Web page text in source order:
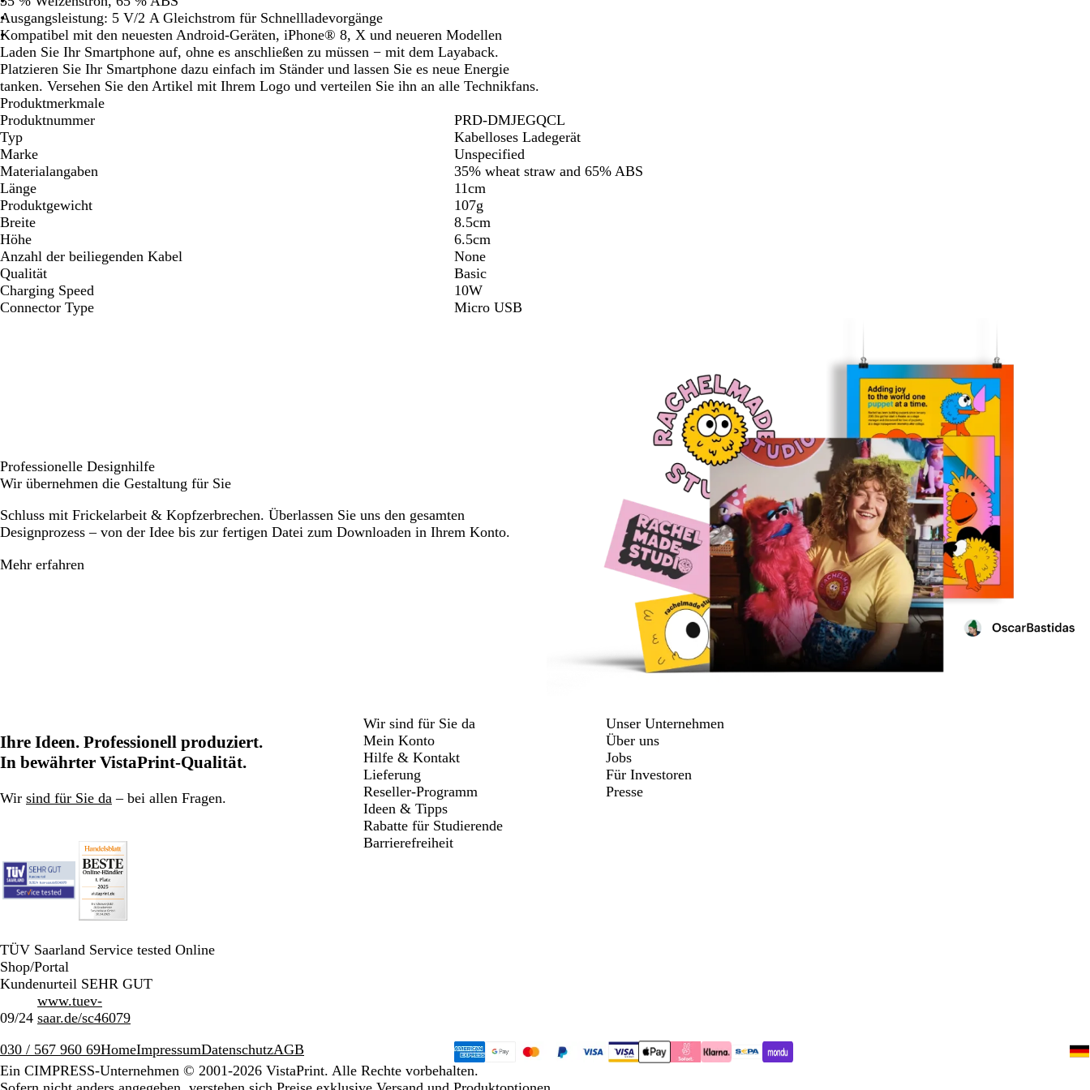
Schwenken. Schwenken. Schwenken. Schwenken. Schwenken.
Ausgangsleistung: 5 V/2 A Gleichstrom für Schnellladevorgänge
Kompatibel mit den neuesten Android-Geräten, iPhone® 8, X und neueren Modellen
Laden Sie Ihr Smartphone auf, ohne es anschließen zu müssen − mit dem Layaback.
Platzieren Sie Ihr Smartphone dazu einfach im Ständer und lassen Sie es neue Energie
tanken. Versehen Sie den Artikel mit Ihrem Logo und verteilen Sie ihn an alle Technikfans.
Produktmerkmale
Produktnummer
PRD-DMJEGQCL
Typ
Kabelloses Ladegerät
Marke
Unspecified
Materialangaben
35% wheat straw and 65% ABS
Länge
11cm
Produktgewicht
107g
Breite
8.5cm
Höhe
6.5cm
Anzahl der beiliegenden Kabel
None
Qualität
Basic
Charging Speed
10W
Connector Type
Micro USB
Professionelle Designhilfe
Wir übernehmen die Gestaltung für Sie
Schluss mit Frickelarbeit & Kopfzerbrechen. Überlassen Sie uns den gesamten
Designprozess – von der Idee bis zur fertigen Datei zum Downloaden in Ihrem Konto.
Mehr erfahren
Ihre Ideen. Professionell produziert.
In bewährter VistaPrint-Qualität.
Wir sind für Sie da – bei allen Fragen.
TÜV Saarland Service tested Online
Shop/Portal
Kundenurteil SEHR GUT
09/24
www.tuev-
saar.de/sc46079
Wir sind für Sie da
Mein Konto
Hilfe & Kontakt
Lieferung
Reseller-Programm
Ideen & Tipps
Rabatte für Studierende
Barrierefreiheit
Unser Unternehmen
Über uns
Jobs
Für Investoren
Presse
030 / 567 960 69HomeImpressumDatenschutzAGB
Ein CIMPRESS-Unternehmen © 2001-2026 VistaPrint. Alle Rechte vorbehalten.